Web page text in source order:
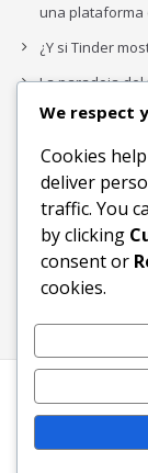
una plataforma
¿Y si Tinder
La paradoja del
complejidad de
Los
IA acaba de
Buscar
Inicio
We respect
Cookies
deliver
traffic. You
by clicking
consent or
cookies.